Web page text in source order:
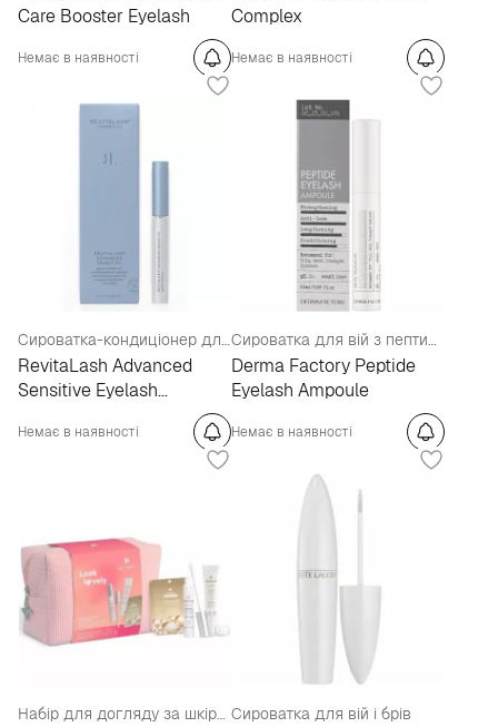
Care Booster Eyelash
Немає в наявності
Complex
Немає в наявності
Сироватка-кондиціонер для вій для чутливих очей
RevitaLash Advanced
Sensitive Eyelash
Немає в наявності
Сироватка для вій з пептидами
Derma Factory Peptide
Eyelash Ampoule
Немає в наявності
Набір для догляду за шкірою навколо очей Сироватка для вій і брів